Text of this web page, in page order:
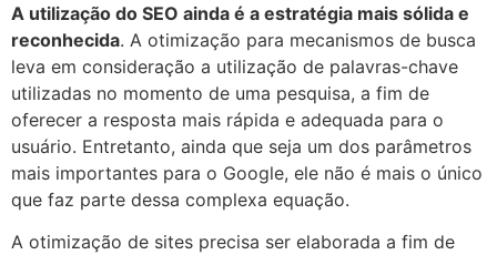
A utilização do SEO ainda é a estratégia mais sólida e
reconhecida. A otimização para mecanismos de busca
leva em consideração a utilização de palavras-chave
utilizadas no momento de uma pesquisa, a fim de
oferecer a resposta mais rápida e adequada para o
usuário. Entretanto, ainda que seja um dos parâmetros
mais importantes para o Google, ele não é mais o único
que faz parte dessa complexa equação.
A otimização de sites precisa ser elaborada a fim de